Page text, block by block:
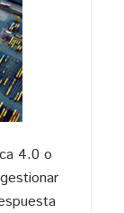
4.0 o